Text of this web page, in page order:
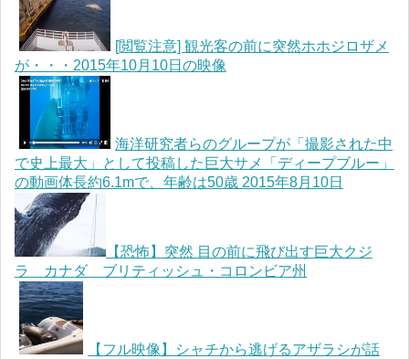
[閲覧注意] 観光客の前に突然ホホジロザメ
が・・・2015年10月10日の映像
海洋研究者らのグループが「撮影された中
で史上最大」として投稿した巨大サメ「ディープブルー」
の動画体長約6.1mで、年齢は50歳 2015年8月10日
【恐怖】突然 目の前に飛び出す巨大クジ
ラ カナダ ブリティッシュ・コロンビア州
【フル映像】シャチから逃げるアザラシが話